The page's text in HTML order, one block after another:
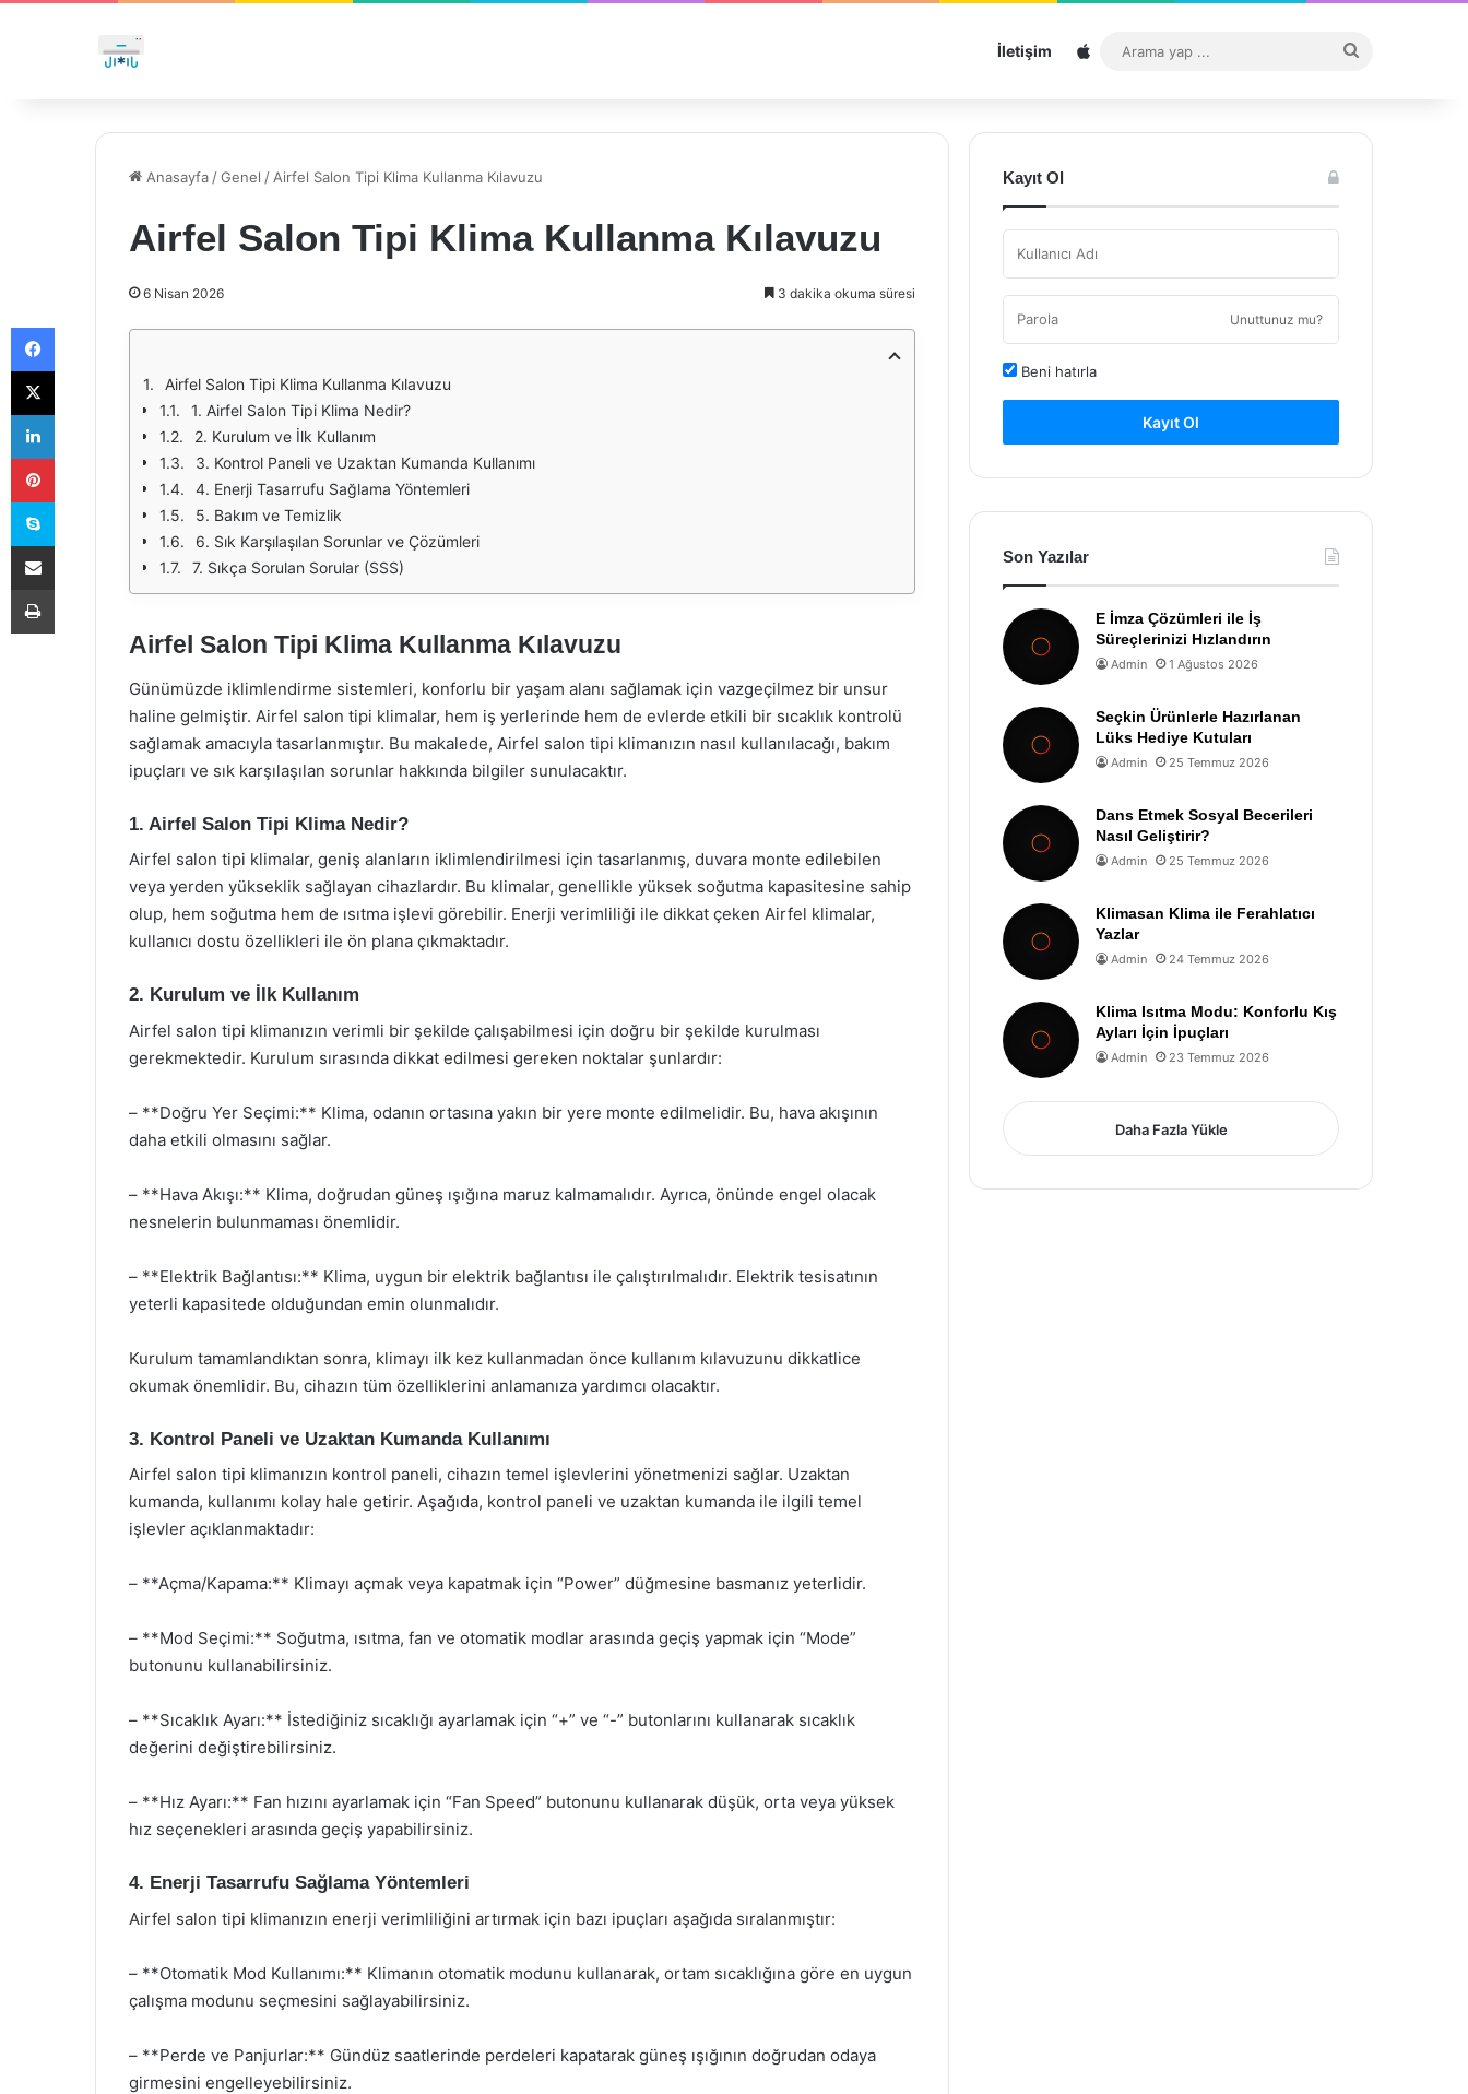
İletişim Sitemap
...
Anasayfa /Genel / Airfel Salon Tipi Klima Kullanma Kılavuzu
Airfel Salon Tipi Klima Kullanma Kılavuzu
6 Nisan 2026 3 dakika okuma süresi
Airfel Salon Tipi Klima Kullanma Kılavuzu
1. Airfel Salon Tipi Klima Nedir?
2. Kurulum ve İlk Kullanım
3. Kontrol Paneli ve Uzaktan Kumanda Kullanımı
4. Enerji Tasarrufu Sağlama Yöntemleri
5. Bakım ve Temizlik
6. Sık Karşılaşılan Sorunlar ve Çözümleri
7. Sıkça Sorulan Sorular (SSS)
Airfel Salon Tipi Klima Kullanma Kılavuzu
Günümüzde iklimlendirme sistemleri, konforlu bir yaşam alanı sağlamak için vazgeçilmez bir unsur
haline gelmiştir. Airfel salon tipi klimalar, hem iş yerlerinde hem de evlerde etkili bir sıcaklık kontrolü
sağlamak amacıyla tasarlanmıştır. Bu makalede, Airfel salon tipi klimanızın nasıl kullanılacağı, bakım
ipuçları ve sık karşılaşılan sorunlar hakkında bilgiler sunulacaktır.
1. Airfel Salon Tipi Klima Nedir?
Airfel salon tipi klimalar, geniş alanların iklimlendirilmesi için tasarlanmış, duvara monte edilebilen
veya yerden yükseklik sağlayan cihazlardır. Bu klimalar, genellikle yüksek soğutma kapasitesine sahip
olup, hem soğutma hem de ısıtma işlevi görebilir. Enerji verimliliği ile dikkat çeken Airfel klimalar,
kullanıcı dostu özellikleri ile ön plana çıkmaktadır.
2. Kurulum ve İlk Kullanım
Airfel salon tipi klimanızın verimli bir şekilde çalışabilmesi için doğru bir şekilde kurulması
gerekmektedir. Kurulum sırasında dikkat edilmesi gereken noktalar şunlardır:
– **Doğru Yer Seçimi:** Klima, odanın ortasına yakın bir yere monte edilmelidir. Bu, hava akışının
daha etkili olmasını sağlar.
– **Hava Akışı:** Klima, doğrudan güneş ışığına maruz kalmamalıdır. Ayrıca, önünde engel olacak
nesnelerin bulunmaması önemlidir.
– **Elektrik Bağlantısı:** Klima, uygun bir elektrik bağlantısı ile çalıştırılmalıdır. Elektrik tesisatının
yeterli kapasitede olduğundan emin olunmalıdır.
Kurulum tamamlandıktan sonra, klimayı ilk kez kullanmadan önce kullanım kılavuzunu dikkatlice
okumak önemlidir. Bu, cihazın tüm özelliklerini anlamanıza yardımcı olacaktır.
3. Kontrol Paneli ve Uzaktan Kumanda Kullanımı
Airfel salon tipi klimanızın kontrol paneli, cihazın temel işlevlerini yönetmenizi sağlar. Uzaktan
kumanda, kullanımı kolay hale getirir. Aşağıda, kontrol paneli ve uzaktan kumanda ile ilgili temel
işlevler açıklanmaktadır:
– **Açma/Kapama:** Klimayı açmak veya kapatmak için “Power” düğmesine basmanız yeterlidir.
– **Mod Seçimi:** Soğutma, ısıtma, fan ve otomatik modlar arasında geçiş yapmak için “Mode”
butonunu kullanabilirsiniz.
– **Sıcaklık Ayarı:** İstediğiniz sıcaklığı ayarlamak için “+” ve “-” butonlarını kullanarak sıcaklık
değerini değiştirebilirsiniz.
– **Hız Ayarı:** Fan hızını ayarlamak için “Fan Speed” butonunu kullanarak düşük, orta veya yüksek
hız seçenekleri arasında geçiş yapabilirsiniz.
4. Enerji Tasarrufu Sağlama Yöntemleri
Airfel salon tipi klimanızın enerji verimliliğini artırmak için bazı ipuçları aşağıda sıralanmıştır:
– **Otomatik Mod Kullanımı:** Klimanın otomatik modunu kullanarak, ortam sıcaklığına göre en uygun
çalışma modunu seçmesini sağlayabilirsiniz.
– **Perde ve Panjurlar:** Gündüz saatlerinde perdeleri kapatarak güneş ışığının doğrudan odaya
girmesini engelleyebilirsiniz.
Kayıt Ol
Unuttunuz mu?
Beni hatırla
Kayıt Ol
Son Yazılar
E İmza Çözümleri ile İş
Süreçlerinizi Hızlandırın
Admin 1 Ağustos 2026
Seçkin Ürünlerle Hazırlanan
Lüks Hediye Kutuları
Admin 25 Temmuz 2026
Dans Etmek Sosyal Becerileri
Nasıl Geliştirir?
Admin 25 Temmuz 2026
Klimasan Klima ile Ferahlatıcı
Yazlar
Admin 24 Temmuz 2026
Klima Isıtma Modu: Konforlu Kış
Ayları İçin İpuçları
Admin 23 Temmuz 2026
Daha Fazla Yükle
Facebook
X
LinkedIn
Pinterest
Skype
E-Posta ile paylaş